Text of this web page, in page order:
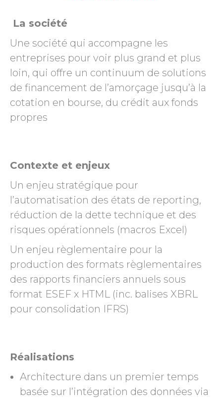
La société
Une société qui accompagne les
entreprises pour voir plus grand et plus
loin, qui offre un continuum de solutions
de financement de l’amorçage jusqu’à la
cotation en bourse, du crédit aux fonds
propres
Contexte et enjeux
Un enjeu stratégique pour
l’automatisation des états de reporting,
réduction de la dette technique et des
risques opérationnels (macros Excel)
Un enjeu règlementaire pour la
production des formats règlementaires
des rapports financiers annuels sous
format ESEF x HTML (inc. balises XBRL
pour consolidation IFRS)
Réalisations
Architecture dans un premier temps
basée sur l’intégration des données via